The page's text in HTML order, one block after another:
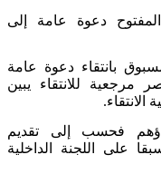
دعوة عامة إلى
بانتقاء دعوة عامة
للانتقاء يبين
.
فحسب إلى تقديم
على اللجنة الداخلية